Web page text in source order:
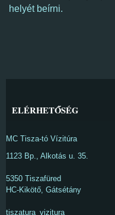
helyét beírni.
ELÉRHETŐSÉG
MC Tisza-tó Vízitúra
1123 Bp., Alkotás u. 35.
5350 Tiszafüred
HC-Kikötő, Gátsétány
tiszatura_vizitura